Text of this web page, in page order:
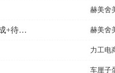
赫美舍
美容店长【无责底薪+提成+待遇好+上班轻松】 赫美舍
力工电
车厘子